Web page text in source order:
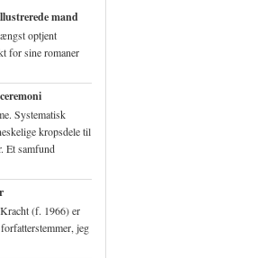
mand
optjent
for sine romaner
Systematisk
kropsdele til
Et samfund
(f. 1966) er
jeg